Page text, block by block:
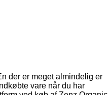
der er meget almindelig er
vare når du har